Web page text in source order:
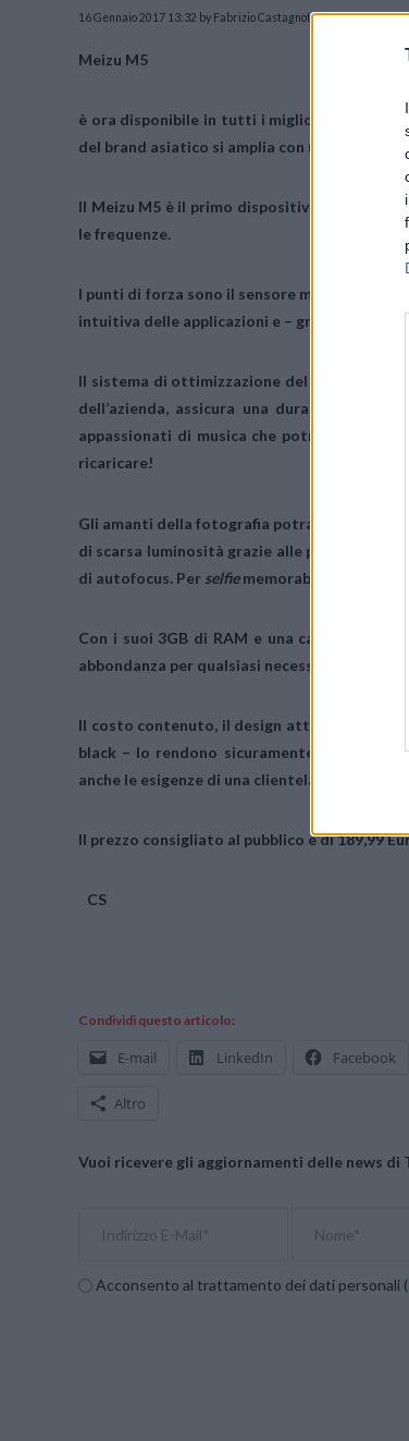
16 Gennaio 2017 13:32 by Fabrizio Castagnotto
Meizu M5
è ora disponibile in tutti i migliori negozi di
del brand asiatico si amplia con uno
Il Meizu M5 è il primo dispositivo di casa
le frequenze.
I punti di forza sono il sensore mTouch
intuitiva delle applicazioni e – grazie alla
Il sistema di ottimizzazione del consumo
dell’azienda, assicura una durata
appassionati di musica che potranno
ricaricare!
Gli amanti della fotografia potranno
di scarsa luminosità grazie alle prestazioni
di autofocus. Per selfiememorabili, si può
Con i suoi 3GB di RAM e una capacità di
abbondanza per qualsiasi necessità, gestite
Il costo contenuto, il design attraente e
black – lo rendono sicuramente un “must
anche le esigenze di una clientela più matura.
Il prezzo consigliato al pubblico è di 189,99
CS
Condividi questo articolo:
E-mail LinkedIn Facebook
Altro
Vuoi ricevere gli aggiornamenti delle news di
Acconsento al trattamento dei dati personali (